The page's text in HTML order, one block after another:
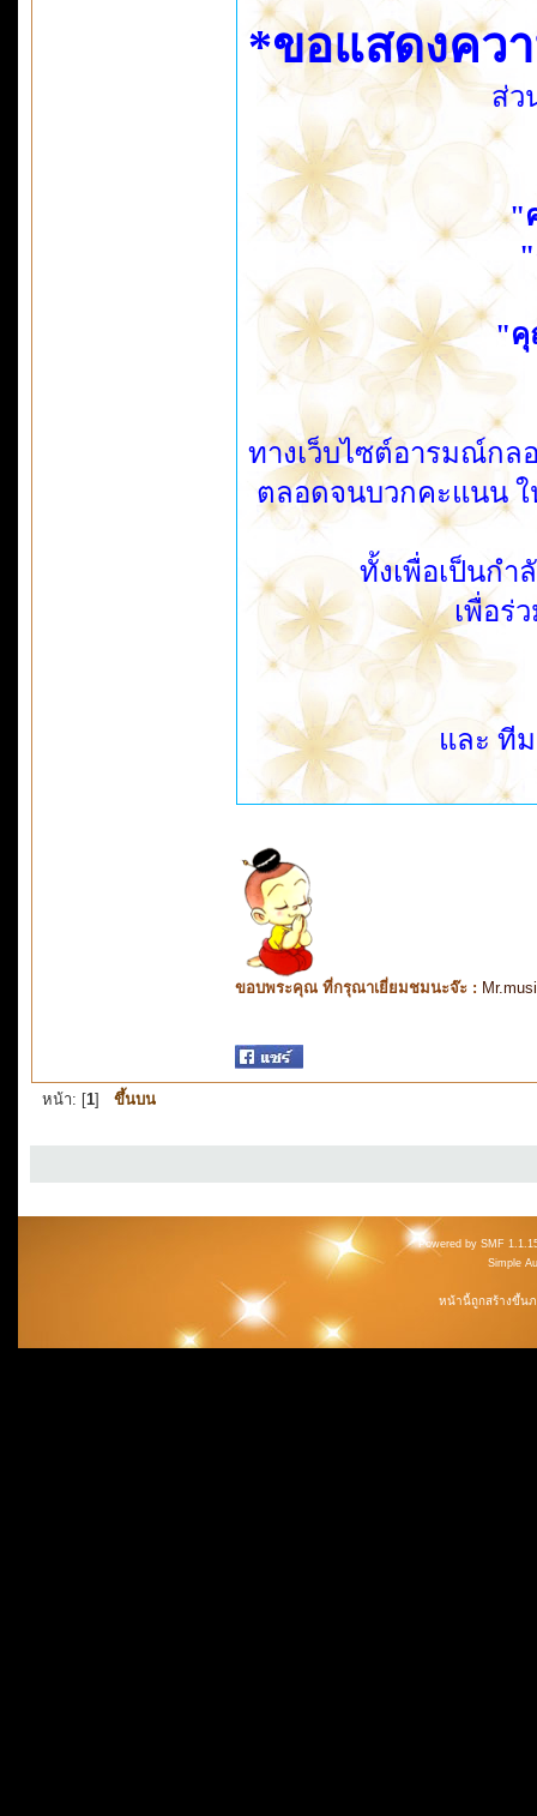
*ขอแสดงคว
ส่ว
"
"คุ
ทางเว็บไซต์อารมณ์กล
ตลอดจนบวกคะแนน ใ
ทั้งเพื่อเป็นกำ
เพื่อร่
และ ที
ขอบพระคุณ ที่กรุณาเยี่ยมชมนะจ๊ะ :
หน้า: [1] ขึ้นบน
Powered by SMF
Simple
หน้านี้ถูกสร้างขึ้นภ